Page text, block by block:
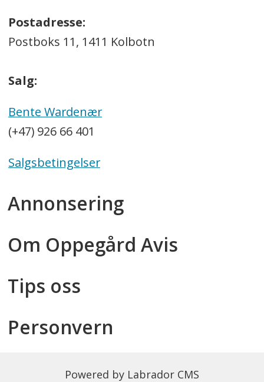
Postadresse:
Postboks 11, 1411 Kolbotn
Salg:
Bente Wardenær
(+47) 926 66 401
Salgsbetingelser
Annonsering
Om Oppegård Avis
Tips oss
Personvern
Powered by Labrador CMS